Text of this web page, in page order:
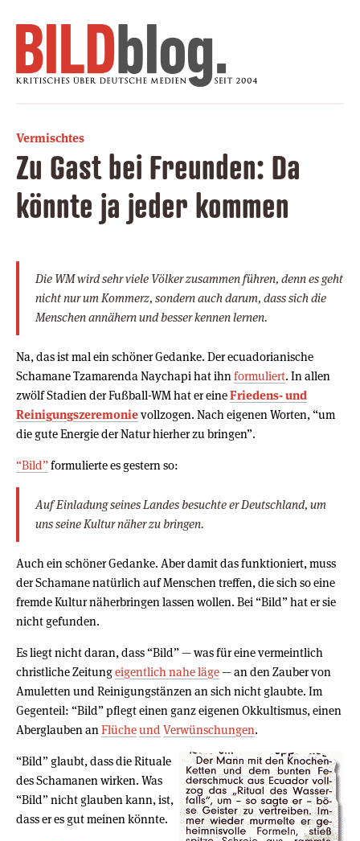
Vermischtes
Zu Gast bei Freunden: Da
könnte ja jeder kommen
Die WM wird sehr viele Völker zusammen führen, denn es geht
nicht nur um Kommerz, sondern auch darum, dass sich die
Menschen annähern und besser kennen lernen.
Na, das ist mal ein schöner Gedanke. Der ecuadorianische
Schamane Tzamarenda Naychapi hat ihn formuliert. In allen
zwölf Stadien der Fußball-WM hat er eineFriedens- und
Reinigungszeremonievollzogen. Nach eigenen Worten, “um
die gute Energie der Natur hierher zu bringen”.
“Bild”formulierte es gestern so:
Auf Einladung seines Landes besuchte er Deutschland, um
uns seine Kultur näher zu bringen.
Auch ein schöner Gedanke. Aber damit das funktioniert, muss
der Schamane natürlich auf Menschen treffen, die sich so eine
fremde Kultur näherbringen lassen wollen. Bei “Bild” hat er sie
nicht gefunden.
Es liegt nicht daran, dass “Bild” — was für eine vermeintlich
christliche Zeitungeigentlich nahe läge— an den Zauber von
Amuletten und Reinigungstänzen an sich nicht glaubte. Im
Gegenteil: “Bild” pflegt einen ganz eigenen Okkultismus, einen
Aberglauben an Flücheund Verwünschungen.
“Bild” glaubt, dass die Rituale
des Schamanen wirken. Was
“Bild” nicht glauben kann, ist,
dass er es gut meinen könnte.